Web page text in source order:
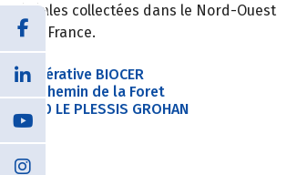
céréales collectées dans le Nord-Ouest
de la France.
Coopérative BIOCER
240 chemin de la Foret
27180 LE PLESSIS GROHAN